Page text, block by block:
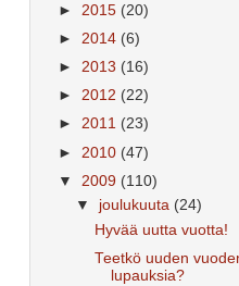
► 2015 (20)
► 2014 (6)
► 2013 (16)
► 2012 (22)
► 2011 (23)
► 2010 (47)
▼ 2009 (110)
▼ joulukuuta (24)
Hyvää uutta vuotta!
Teetkö uuden
lupauksia?